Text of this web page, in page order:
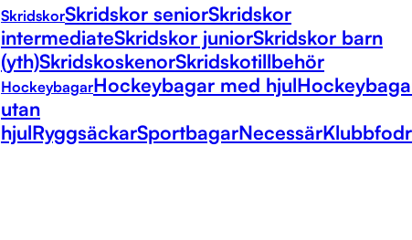
SkridskorSkridskor seniorSkridskor
intermediateSkridskor juniorSkridskor barn
(yth)SkridskoskenorSkridskotillbehör
HockeybagarHockeybagar med hjul
utan
hjulRyggsäckarSportbagarNecessär